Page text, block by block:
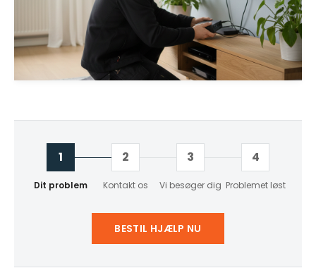
1
Dit problem
2
Kontakt os
3
Vi besøger dig
4
Problemet løst
BESTIL HJÆLP NU